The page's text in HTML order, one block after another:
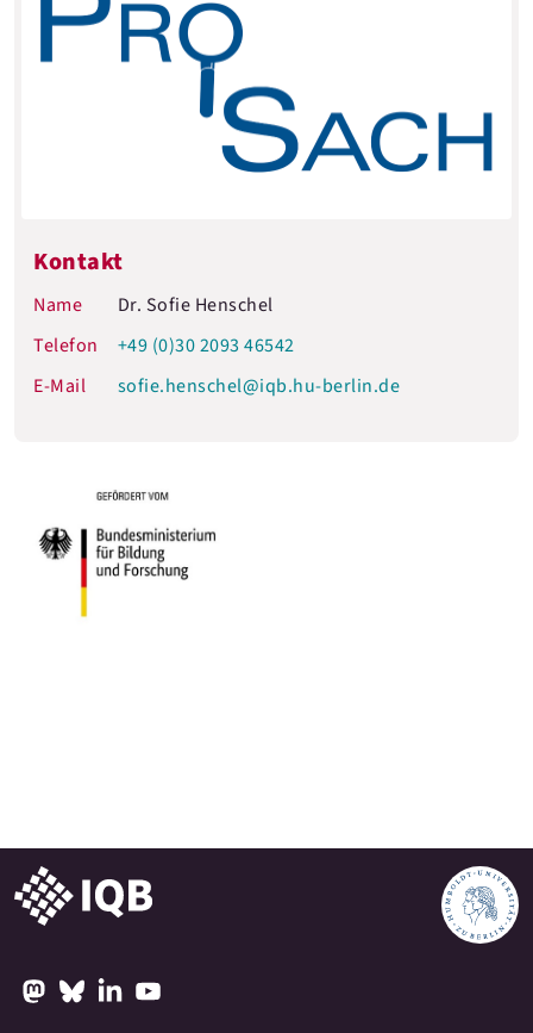
Kontakt
Name
Dr. Sofie Henschel
Telefon
+49 (0)30 2093 46542
E-Mail
sofie.henschel@iqb.hu-berlin.de